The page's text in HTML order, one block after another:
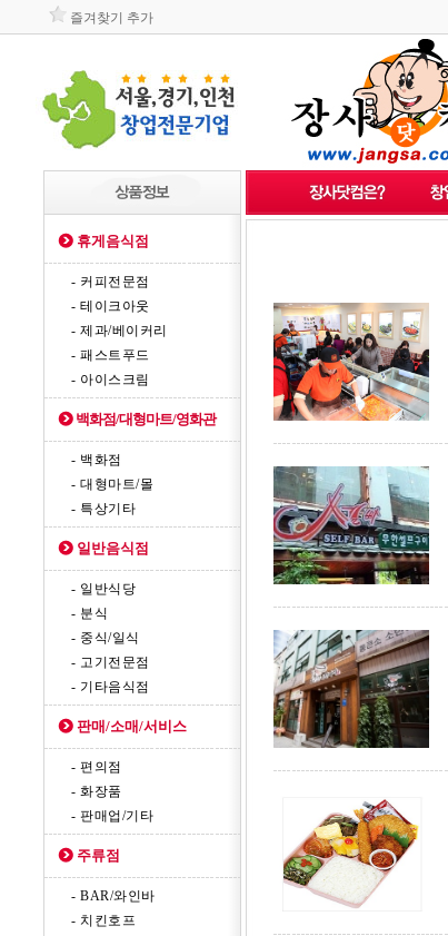
즐겨찾기 추가
휴게음식점
- 커피전문점
- 테이크아웃
- 제과/베이커리
- 패스트푸드
- 아이스크림
백화점/대형마트/영화관
- 백화점
- 대형마트/몰
- 특상기타
일반음식점
- 일반식당
- 분식
- 중식/일식
- 고기전문점
- 기타음식점
판매/소매/서비스
- 편의점
- 화장품
- 판매업/기타
주류점
- BAR/와인바
- 치킨호프